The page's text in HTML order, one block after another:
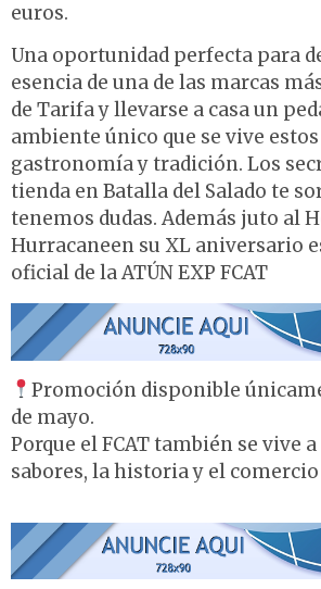
euros.
Una oportunidad perfecta para
esencia de una de las marcas
de Tarifa y llevarse a casa un
ambiente único que se vive
gastronomía y tradición. Los
tienda en Batalla del Salado te
tenemos dudas. Además juto al
Hurracaneen su XL aniversario
oficial de la ATÚN EXP FCAT
Promoción disponible
de mayo.
Porque el FCAT también se vive
sabores, la historia y el